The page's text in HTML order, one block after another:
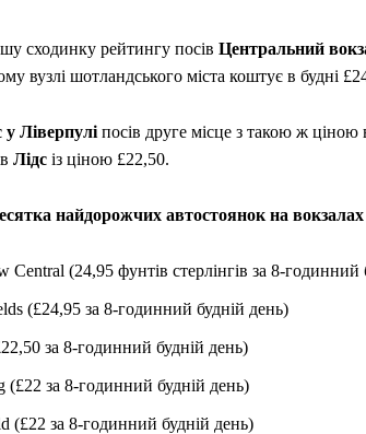
сходинку рейтингу посів Центральний
вузлі шотландського міста коштує в будні
Ліверпулі посів друге місце з такою ж ціною
Лідс із ціною £22,50.
найдорожчих автостоянок на вокзалах
Central (24,95 фунтів стерлінгів за 8-годинний
(£24,95 за 8-годинний будній день)
за 8-годинний будній день)
(£22 за 8-годинний будній день)
(£22 за 8-годинний будній день)